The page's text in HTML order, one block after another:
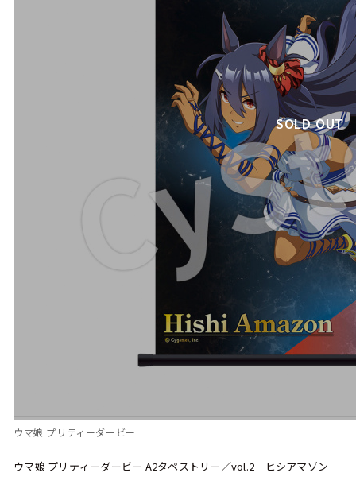
SOLD OUT
ウマ娘 プリティーダービー
ウマ娘 プリティーダービー A2タペストリー／vol.2 ヒシアマゾン